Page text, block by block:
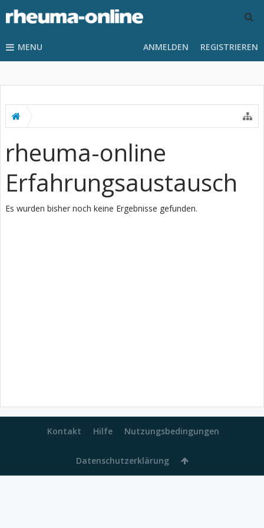
MENU ANMELDEN REGISTRIEREN
rheuma-online
Erfahrungsaustausch
Es wurden bisher noch keine Ergebnisse gefunden.
Kontakt Hilfe Nutzungsbedingungen
Datenschutzerklärung